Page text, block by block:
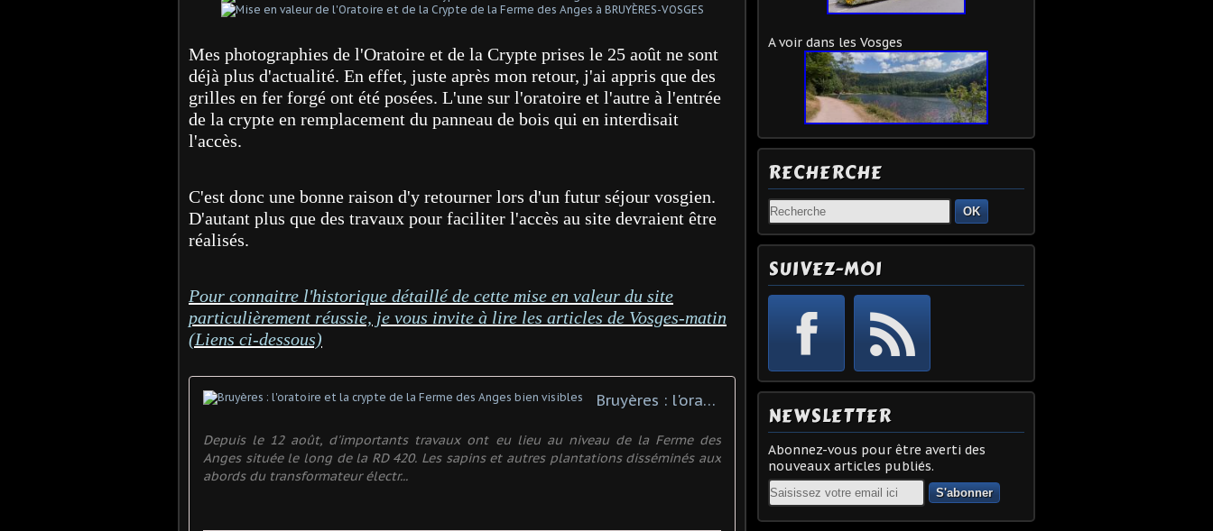
Mes photographies de l'Oratoire et de la Crypte prises le 25 août ne sont
déjà plus d'actualité. En effet, juste après mon retour, j'ai appris que des
grilles en fer forgé ont été posées. L'une sur l'oratoire et l'autre à l'entrée
de la crypte en remplacement du panneau de bois qui en interdisait
l'accès.
C'est donc une bonne raison d'y retourner lors d'un futur séjour vosgien.
D'autant plus que des travaux pour faciliter l'accès au site devraient être
réalisés.
Pour connaitre l'historique détaillé de cette mise en valeur du site
particulièrement réussie, je vous invite à lire les articles de Vosges-matin
(Liens ci-dessous)
Bruyères : l'oratoire et la crypte de la Ferme des Anges bien visibles
Depuis le 12 août, d'importants travaux ont eu lieu au niveau de la Ferme des
Anges située le long de la RD 420. Les sapins et autres plantations disséminés aux
abords du transformateur électr...
A voir dans les Vosges
RECHERCHE
OK
SUIVEZ-MOI
NEWSLETTER
Abonnez-vous pour être averti des
nouveaux articles publiés.
Email